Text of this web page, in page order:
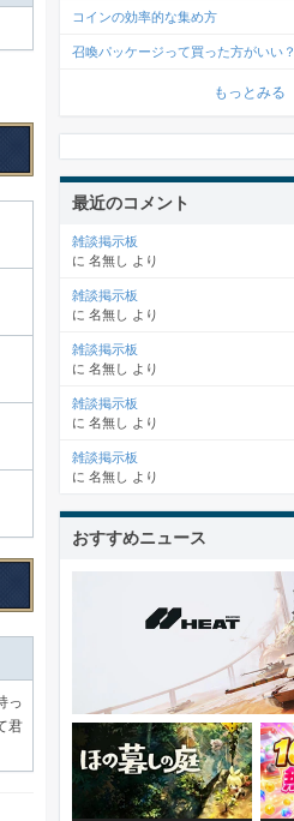
っ
君
コインの効率的な集め方
召喚パッケージって買った方がいい？
もっとみる
最近のコメント
雑談掲示板
に 名無し より
雑談掲示板
に 名無し より
雑談掲示板
に 名無し より
雑談掲示板
に 名無し より
雑談掲示板
に 名無し より
おすすめニュース